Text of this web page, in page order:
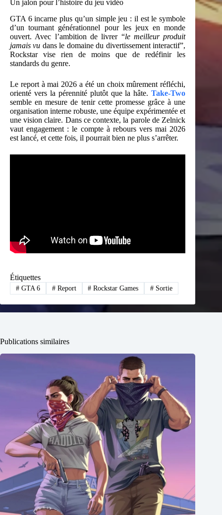
Un jalon pour l’histoire du jeu vidéo
GTA 6 incarne plus qu’un simple jeu : il est le symbole
d’un tournant générationnel pour les jeux en monde
ouvert. Avec l’ambition de livrer “le meilleur produit
jamais vu dans le domaine du divertissement interactif”,
Rockstar vise rien de moins que de redéfinir les
standards du genre.
Le report à mai 2026 a été un choix mûrement réfléchi,
orienté vers la pérennité plutôt que la hâte.Take-Two
semble en mesure de tenir cette promesse grâce à une
organisation interne robuste, une équipe expérimentée et
une vision claire. Dans ce contexte, la parole de Zelnick
vaut engagement : le compte à rebours vers mai 2026
est lancé, et cette fois, il pourrait bien ne plus s’arrêter.
Étiquettes
#GTA 6 #Report # Rockstar Games # Sortie
Publications similaires